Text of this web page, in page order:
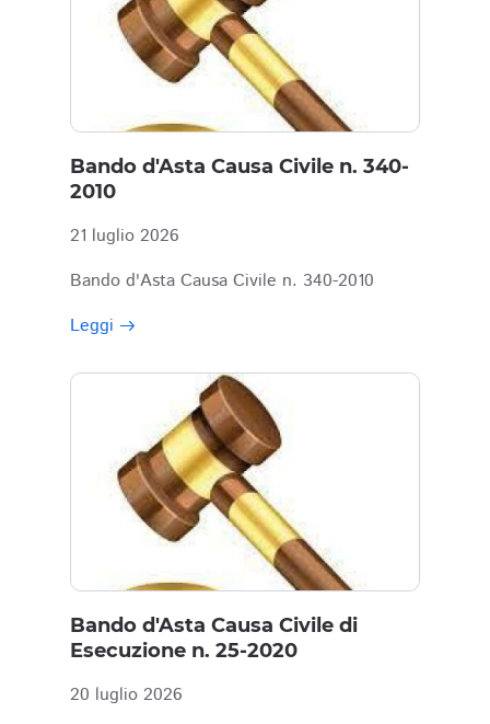
Bando d'Asta Causa Civile n. 340-
2010
21 luglio 2026
Bando d'Asta Causa Civile n. 340-2010
Leggi
Bando d'Asta Causa Civile di
Esecuzione n. 25-2020
20 luglio 2026